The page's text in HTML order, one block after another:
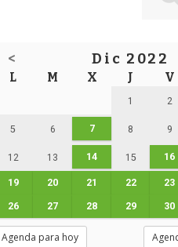
< Dic 2022
L M X J V
1 2
5 6 7 8 9
12 13 14 15 16
19 20 21 22 23
26 27 28 29 30
Agenda para hoy